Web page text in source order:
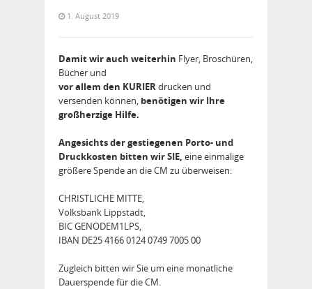
1. August 2019
Damit wir auch weiterhin Flyer, Broschüren,
Bücher und
vor allem den KURIERdrucken und
versenden können, benötigen wir Ihre
großherzige Hilfe.
Angesichts der gestiegenen Porto- und
Druckkosten bitten wir SIE, eine einmalige
größere Spende an die CM zu überweisen:
CHRISTLICHE MITTE,
Volksbank Lippstadt,
BIC GENODEM1LPS,
IBAN DE25 4166 0124 0749 7005 00
Zugleich bitten wir Sie um eine monatliche
Dauerspende für die CM.